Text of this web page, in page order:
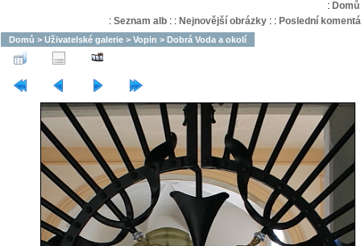
: Domů
: Seznam alb: : Nejnovější obrázky: : Poslední
Domů > Uživatelské galerie > Vopin > Dobrá Voda a okolí